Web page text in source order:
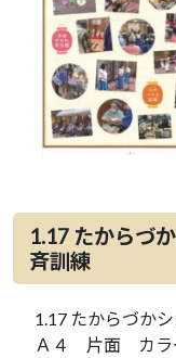
1.17 たからづ
斉訓練
1.17 たからづか
Ａ４ 片面 カラ